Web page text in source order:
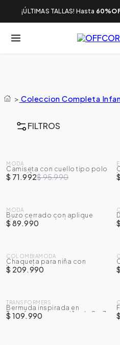
¡ÚLTIMAS TALLAS! Hasta
> Coleccion Completa
FILTROS
-25%
MODA
Camiseta con cuello tipo polo
para niño
$ 71.992$ 95.990
MODA
Buzo cerrado con aplique
divertido para bebé unisex
$ 89.990
COLOMBIAMODA
Chaqueta para niña con
lentejuelas
$ 209.990
TRANSFORMERS
Bermuda inspirada en
Transformes para niño de 2 a 7
años
$ 109.990